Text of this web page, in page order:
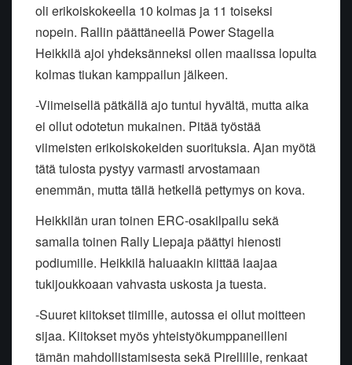
oli erikoiskokeella 10 kolmas ja 11 toiseksi
nopein. Rallin päättäneellä Power Stagella
Heikkilä ajoi yhdeksänneksi ollen maalissa lopulta
kolmas tiukan kamppailun jälkeen.
-Viimeisellä pätkällä ajo tuntui hyvältä, mutta aika
ei ollut odotetun mukainen. Pitää työstää
viimeisten erikoiskokeiden suorituksia. Ajan myötä
tätä tulosta pystyy varmasti arvostamaan
enemmän, mutta tällä hetkellä pettymys on kova.
Heikkilän uran toinen ERC-osakilpailu sekä
samalla toinen Rally Liepaja päättyi hienosti
podiumille. Heikkilä haluaakin kiittää laajaa
tukijoukkoaan vahvasta uskosta ja tuesta.
-Suuret kiitokset tiimille, autossa ei ollut moitteen
sijaa. Kiitokset myös yhteistyökumppaneilleni
tämän mahdollistamisesta sekä Pirellille, renkaat